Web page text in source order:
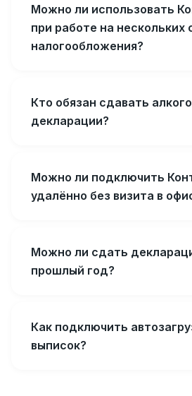
Можно ли использовать
при работе на нескольких
налогообложения?
Кто обязан сдавать
декларации?
Можно ли подключить
удалённо без визита в
Можно ли сдать
прошлый год?
Как подключить
выписок?